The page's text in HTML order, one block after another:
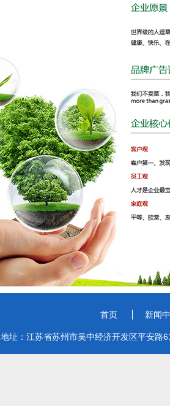
首页 新闻
地址：江苏省苏州市吴中经济开发区平安